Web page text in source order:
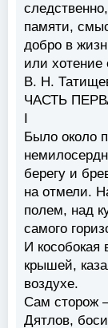
памяти,
добро в
или хотение
В. Н.
ЧАСТЬ
Было около
берегу и
на отмели.
полем, над
самого
И кособокая
крышей,
воздухе.
Сам сторож
Дятлов,